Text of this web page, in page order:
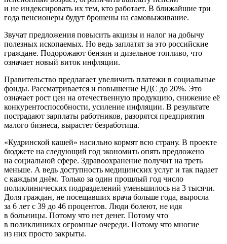
и не индексировать их тем, кто работает. В ближайшие три
года пенсионеры будут брошены на самовыживание.
Звучат предложения повысить акцизы и налог на добычу
полезных ископаемых. Но ведь заплатят за это российские
граждане. Подорожают бензин и дизельное топливо, что
означает новый виток инфляции.
Правительство предлагает увеличить платежи в социальные
фонды. Рассматривается и повышение НДС до 20%. Это
означает рост цен на отечественную продукцию, снижение её
конкурентоспособности, усиление инфляции. В результате
пострадают зарплаты работников, разорятся предприятия
малого бизнеса, вырастет безработица.
«Кудринской кашей» насильно кормят всю страну. В проекте
бюджете на следующий год экономить опять предложено
на социальной сфере. Здравоохранение получит на треть
меньше. А ведь доступность медицинских услуг и так падает
с каждым днём. Только за один прошлый год число
поликлинических подразделений уменьшилось на 3 тысячи.
Доля граждан, не посещавших врача больше года, выросла
за 6 лет с 39 до 46 процентов. Люди болеют, не идя
в больницы. Потому что нет денег. Потому что
в поликлиниках огромные очереди. Потому что многие
из них просто закрыты.